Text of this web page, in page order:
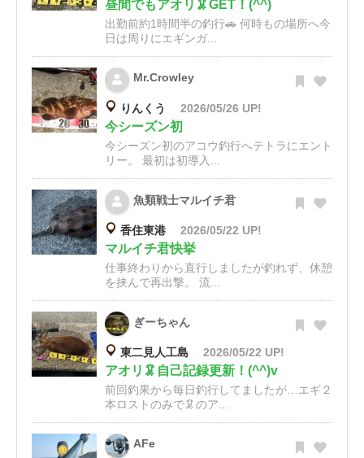
昼間でもアオリ🦑GET！(^^)
出勤前約1時間半の釣行🚗 何時もの場所へ今
日は周りにエギンガ...
Mr.Crowley
りんくう 2026/05/26 UP!
今シーズン初
今シーズン初のアコウ釣行へテトラにエント
リー。 最初は初導入...
魚類戦士マルイチ君
香住東港 2026/05/22 UP!
マルイチ君快挙
仕事終わりから直行しましたが釣れず、休憩
を挟んで再出撃。 流...
ぎーちゃん
東二見人工島 2026/05/22 UP!
アオリ🦑自己記録更新！(^^)v
前回釣果から毎日釣行してましたが…エギ２
本ロストのみで🦑のア...
AFe